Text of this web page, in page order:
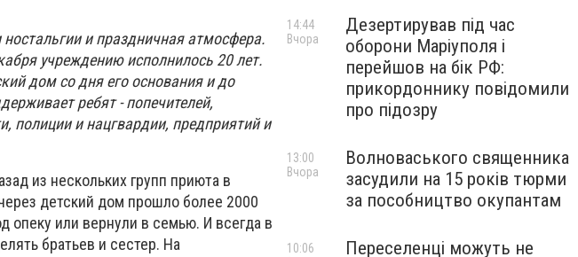
и праздничная атмосфера.
учреждению исполнилось 20 лет.
дом со дня его основания и до
ребят - попечителей,
полиции и нацгвардии, предприятий и
из нескольких групп приюта в
детский дом прошло более 2000
опеку или вернули в семью. И всегда в
братьев и сестер. На
Дезертирував під час
оборони Маріуполя і
перейшов на бік РФ:
прикордоннику повідомили
про підозру
14:44
Вчора
Волноваського священника
засудили на 15 років тюрми
за пособництво окупантам
13:00
Вчора
Переселенці можуть не
10:06